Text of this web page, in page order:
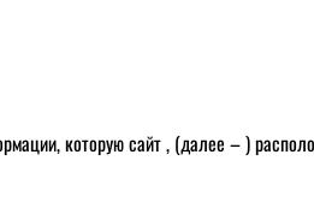
которую сайт , (далее – )